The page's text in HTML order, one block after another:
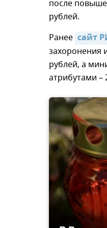
после
рублей.
Ранее сайт
захоронения
рублей, а
атрибутами –